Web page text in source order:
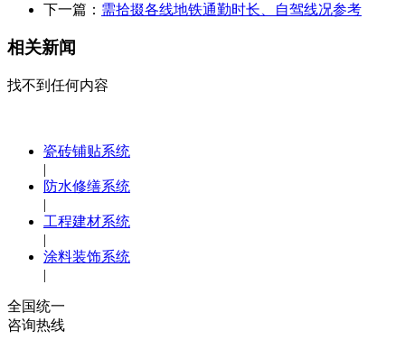
下一篇： 需拾掇各线地铁通勤时长、自驾线况参考
相关新闻
找不到任何内容
瓷砖铺贴系统
|
防水修缮系统
|
工程建材系统
|
涂料装饰系统
|
全国统一
咨询热线